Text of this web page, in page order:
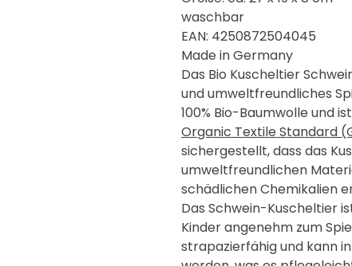
waschbar
EAN: 4250872504045
Made in Germany
Das Bio Kuscheltier
und umweltfreundliches
100% Bio-Baumwolle und
Organic Textile Standard
sichergestellt, dass das
umweltfreundlichen
schädlichen Chemikalien
Das Schwein-Kuscheltier
Kinder angenehm zum
strapazierfähig und kann